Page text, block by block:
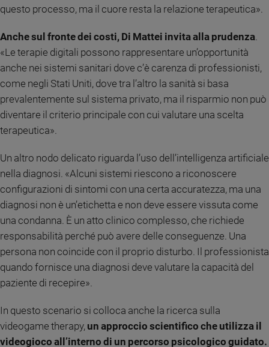
questo processo, ma il cuore resta la relazione terapeutica».
Anche sul fronte dei costi, Di Mattei invita alla prudenza
«Le terapie digitali possono rappresentare un’opportunità
anche nei sistemi sanitari dove c’è carenza di professionisti,
come negli Stati Uniti, dove tra l’altro la sanità si basa
prevalentemente sul sistema privato, ma il risparmio non può
diventare il criterio principale con cui valutare una scelta
terapeutica».
Un altro nodo delicato riguarda l’uso dell’intelligenza artificiale
nella diagnosi. «Alcuni sistemi riescono a riconoscere
configurazioni di sintomi con una certa accuratezza, ma una
diagnosi non è un’etichetta e non deve essere vissuta come
una condanna. È un atto clinico complesso, che richiede
responsabilità perché può avere delle conseguenze. Una
persona non coincide con il proprio disturbo. Il professionista
quando fornisce una diagnosi deve valutare la capacità del
paziente di recepire».
In questo scenario si colloca anche la ricerca sulla
videogame therapy, un approccio scientifico che utilizza il
videogioco all’interno di un percorso psicologico guidato.